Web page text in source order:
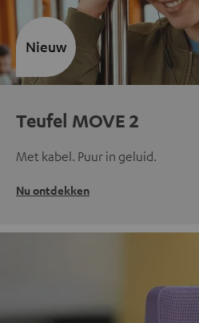
Teufel MOVE 2
Met kabel. Puur in geluid.
Nu ontdekken
Nieuw